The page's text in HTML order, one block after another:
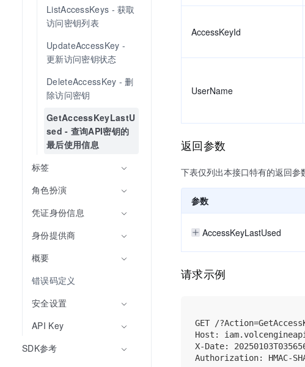
ListAccessKeys - 获取
访问密钥列表
UpdateAccessKey -
更新访问密钥状态
DeleteAccessKey - 删
除访问密钥
GetAccessKeyLastU
sed - 查询API密钥的
最后使用信息
标签
角色扮演
凭证身份信息
身份提供商
概要
错误码定义
安全设置
API Key
SDK参考
AccessKeyId
UserName
返回参数
下表仅列出本接口特有的返回参
参数
AccessKeyLastUsed
请求示例
GET /
Host:
X-Date:
Authorization: HMAC-